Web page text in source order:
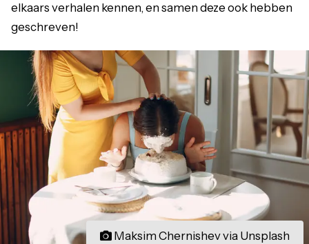
elkaars verhalen kennen, en samen deze ook hebben
geschreven!
Maksim Chernishev via Unsplash